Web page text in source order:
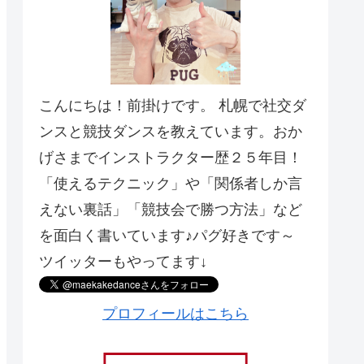
こんにちは！前掛けです。 札幌で社交ダ
ンスと競技ダンスを教えています。おか
げさまでインストラクター歴２５年目！
「使えるテクニック」や「関係者しか言
えない裏話」「競技会で勝つ方法」など
を面白く書いています♪パグ好きです～
ツイッターもやってます↓
プロフィールはこちら